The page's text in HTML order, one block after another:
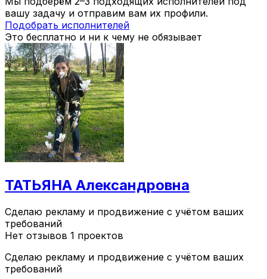
вашу задачу и отправим вам их профили.
Подобрать исполнителей
Это бесплатно и ни к чему не обязывает
ТАТЬЯНА Александровна
Сделаю рекламу и продвижение с учётом ваших
требований
Нет отзывов 1 проектов
Сделаю рекламу и продвижение с учётом ваших
требований